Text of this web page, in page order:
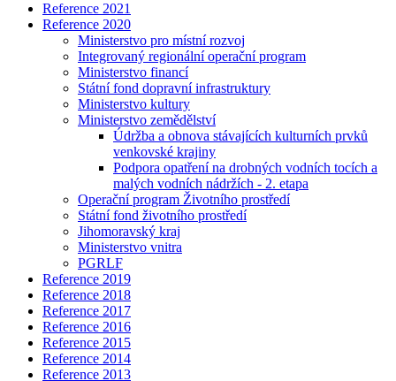
Reference 2021
Reference 2020
Ministerstvo pro místní rozvoj
Integrovaný regionální operační program
Ministerstvo financí
Státní fond dopravní infrastruktury
Ministerstvo kultury
Ministerstvo zemědělství
Údržba a obnova stávajících kulturních prvků
venkovské krajiny
Podpora opatření na drobných vodních tocích a
malých vodních nádržích - 2. etapa
Operační program Životního prostředí
Státní fond životního prostředí
Jihomoravský kraj
Ministerstvo vnitra
PGRLF
Reference 2019
Reference 2018
Reference 2017
Reference 2016
Reference 2015
Reference 2014
Reference 2013